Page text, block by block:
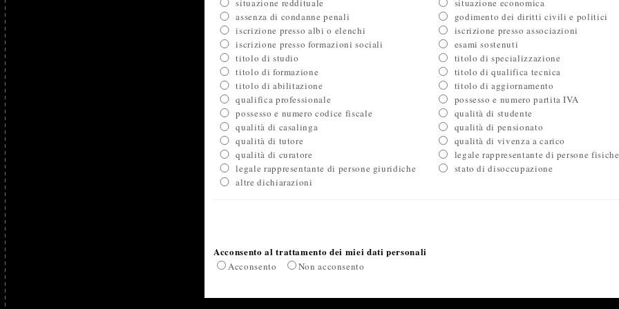
situazione reddituale
situazione economica
assenza di condanne penali
godimento dei diritti civili e politici
iscrizione presso albi o elenchi
iscrizione presso associazioni
iscrizione presso formazioni sociali
esami sostenuti
titolo di studio
titolo di specializzazione
titolo di formazione
titolo di qualifica tecnica
titolo di abilitazione
titolo di aggiornamento
qualifica professionale
possesso e numero partita IVA
possesso e numero codice fiscale
qualità di studente
qualità di casalinga
qualità di pensionato
qualità di tutore
qualità di vivenza a carico
qualità di curatore
legale rappresentante di persone fisiche
legale rappresentante di persone giuridiche
stato di disoccupazione
altre dichiarazioni
Acconsento al trattamento dei miei dati personali
Acconsento Non acconsento